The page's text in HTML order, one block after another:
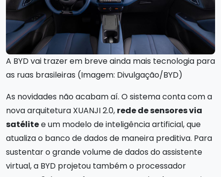
A BYD vai trazer em breve ainda mais tecnologia para
as ruas brasileiras (Imagem: Divulgação/BYD)
As novidades não acabam aí. O sistema conta com a
nova arquitetura XUANJI 2.0, rede de sensores via
satélitee um modelo de inteligência artificial, que
atualiza o banco de dados de maneira preditiva. Para
sustentar o grande volume de dados do assistente
virtual, a BYD projetou também o processador